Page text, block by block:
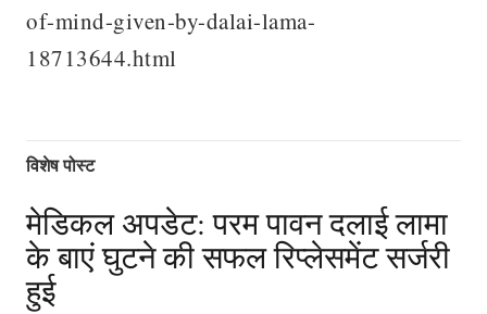
of-mind-given-by-dalai-lama-
18713644.html
विशेष पोस्ट
मेडिकल अपडेट: परम पावन दलाई लामा
के बाएं घुटने की सफल रिप्लेसमेंट सर्जरी
हुई